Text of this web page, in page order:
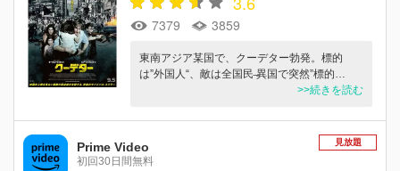
7379 3859
東南アジア某国で、クーデター勃発。標的
は”外国⼈“、敵は全国民 ̶異国で突然”標的…
>>続きを読む
Prime Video
初回30日間無料
見放題